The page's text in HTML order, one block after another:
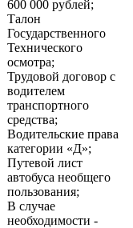
600 000 рублей;
Талон
Государственного
Технического
осмотра;
Трудовой договор с
водителем
транспортного
средства;
Водительские права
категории «Д»;
Путевой лист
автобуса необщего
пользования;
В случае
необходимости -